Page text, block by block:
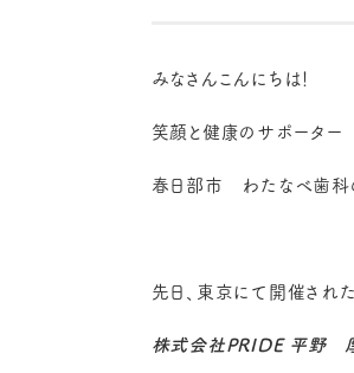
みなさんこんにちは！
笑顔と健康のサポーター
春日部市 わたなべ歯科
先日、東京にて開催された
株式会社PRIDE 平野